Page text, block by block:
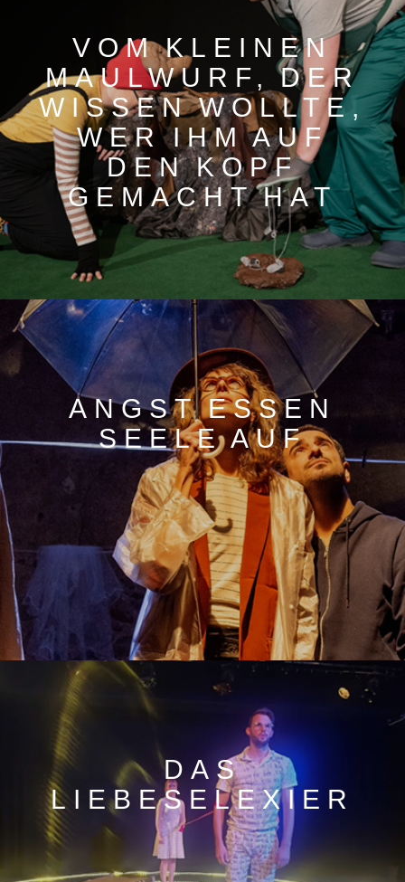
VOM KLEINEN
MAULWURF, DER
WISSEN WOLLTE,
WER IHM AUF
DEN KOPF
GEMACHT HAT
ANGST ESSEN
SEELE AUF
DAS
LIEBESELEXIER